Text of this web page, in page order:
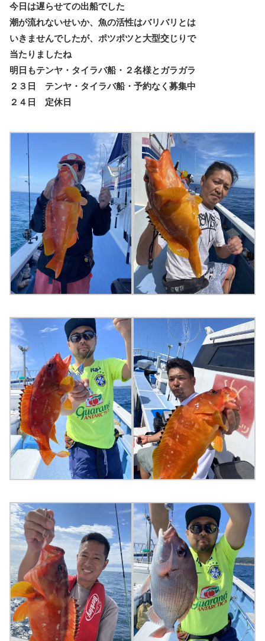
今日は遅らせての出船でした
潮が流れないせいか、魚の活性はバリバリとは
いきませんでしたが、ポツポツと大型交じりで
当たりましたね
明日もテンヤ・タイラバ船・２名様とガラガラ
２３日 テンヤ・タイラバ船・予約なく募集中
２４日 定休日